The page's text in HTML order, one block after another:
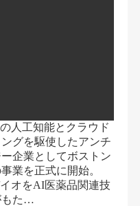
の人工知能とクラウド
グを駆使したアンチ
企業としてボストン
業を正式に開始。
イオをAI医薬品関連技
もた…